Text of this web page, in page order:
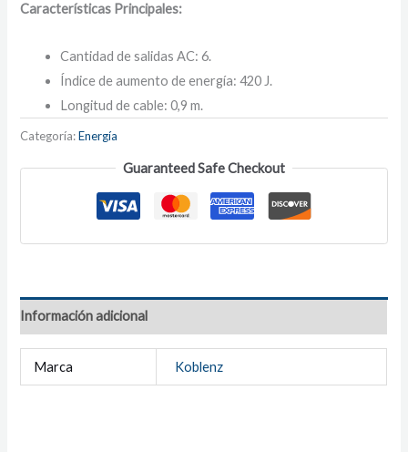
Características Principales:
Cantidad de salidas AC: 6.
Índice de aumento de energía: 420 J.
Longitud de cable: 0,9 m.
Categoría:Energía
Guaranteed Safe Checkout
Información adicional
Marca Koblenz